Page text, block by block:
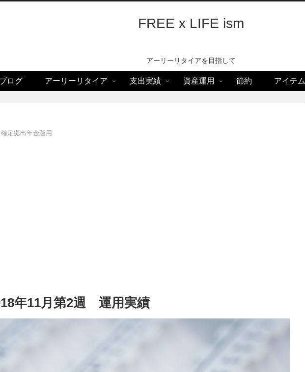
FREE x LIFE ism
アーリーリタイアを目指して
ブログ アーリーリタイア 支出実績 資産運用 節約 アイテム
確定拠出年金運用
年11月第2週 運用実績